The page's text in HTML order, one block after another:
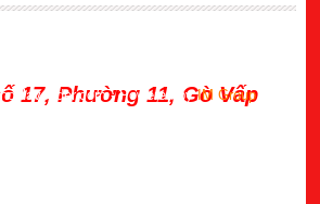
17, Phường 11, Gò Vấp
- Powered byIM Group